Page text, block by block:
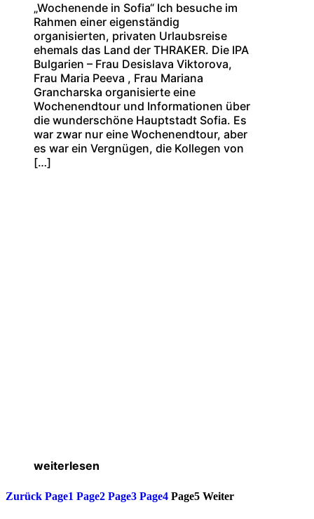
„Wochenende in Sofia“ Ich besuche im
Rahmen einer eigenständig
organisierten, privaten Urlaubsreise
ehemals das Land der THRAKER. Die IPA
Bulgarien – Frau Desislava Viktorova,
Frau Maria Peeva , Frau Mariana
Grancharska organisierte eine
Wochenendtour und Informationen über
die wunderschöne Hauptstadt Sofia. Es
war zwar nur eine Wochenendtour, aber
es war ein Vergnügen, die Kollegen von
[…]
weiterlesen
Zurück Page1 Page2 Page3 Page4 Page5 Weiter